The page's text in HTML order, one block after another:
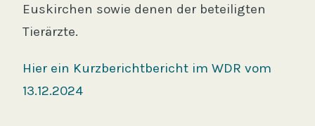
Euskirchen sowie denen der beteiligten
Tierärzte.
Hier ein Kurzberichtbericht im WDR vom
13.12.2024